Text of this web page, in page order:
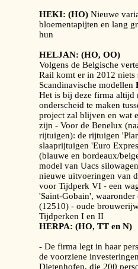
HEKI: (HO) Nieuwe
bloementapijten en lang
hun
HELJAN: (HO, OO)
Volgens de Belgische
Rail komt er in 2012 niets
Scandinavische modellen
Het is bij deze firma altijd
onderscheid te maken
project zal blijven en wat
zijn - Voor de Benelux
rijtuigen): de rijtuigen
slaaprijtuigen 'Euro
(blauwe en bordeaux/
model van Uacs
nieuwe uitvoeringen van
voor Tijdperk VI - een
'Saint-Gobain', waaronder
(12510) - oude
Tijdperken I en II
HERPA: (HO, TT en N)
- De firma legt in haar
de voorziene
Dietenhofen, die 200